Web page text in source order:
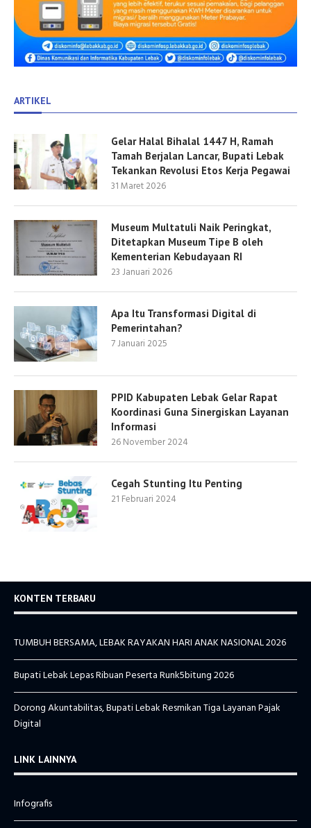
ARTIKEL
Gelar Halal Bihalal 1447 H, Ramah
Tamah Berjalan Lancar, Bupati Lebak
Tekankan Revolusi Etos Kerja Pegawai
31 Maret 2026
Museum Multatuli Naik Peringkat,
Ditetapkan Museum Tipe B oleh
Kementerian Kebudayaan RI
23 Januari 2026
Apa Itu Transformasi Digital di
Pemerintahan?
7 Januari 2025
PPID Kabupaten Lebak Gelar Rapat
Koordinasi Guna Sinergiskan Layanan
Informasi
26 November 2024
Cegah Stunting Itu Penting
21 Februari 2024
KONTEN TERBARU
TUMBUH BERSAMA, LEBAK RAYAKAN HARI ANAK NASIONAL 2026
Bupati Lebak Lepas Ribuan Peserta Runk5bitung 2026
Dorong Akuntabilitas, Bupati Lebak Resmikan Tiga Layanan Pajak
Digital
LINK LAINNYA
Infografis